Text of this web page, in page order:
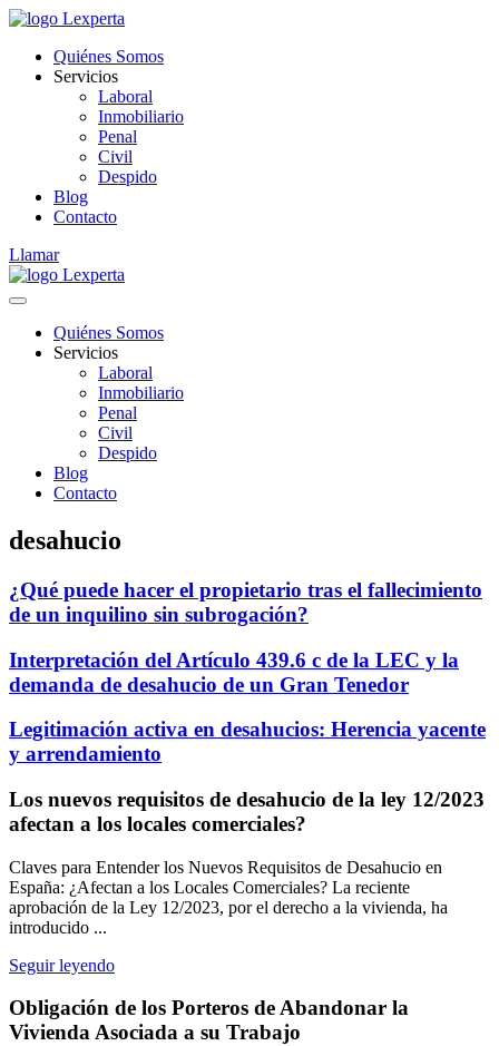
Quiénes Somos
Servicios
Laboral
Inmobiliario
Penal
Civil
Despido
Blog
Contacto
Llamar
Quiénes Somos
Servicios
Laboral
Inmobiliario
Penal
Civil
Despido
Blog
Contacto
desahucio
¿Qué puede hacer el propietario tras el fallecimiento
de un inquilino sin subrogación?
Interpretación del Artículo 439.6 c de la LEC y la
demanda de desahucio de un Gran Tenedor
Legitimación activa en desahucios: Herencia yacente
y arrendamiento
Los nuevos requisitos de desahucio de la ley 12/2023
afectan a los locales comerciales?
Claves para Entender los Nuevos Requisitos de Desahucio en
España: ¿Afectan a los Locales Comerciales? La reciente
aprobación de la Ley 12/2023, por el derecho a la vivienda, ha
introducido ...
Seguir leyendo
Obligación de los Porteros de Abandonar la
Vivienda Asociada a su Trabajo